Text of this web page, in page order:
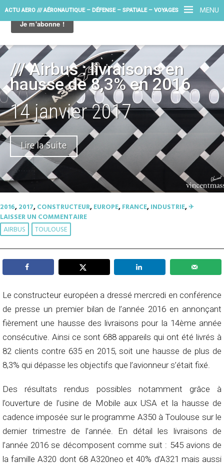
MENU
ACTU AERO /// AÉRONAUTIQUE – DÉFENSE – SPATIALE – VOYAGES
/// Airbus : livraisons en
hausse de 8,3% en 2016
14 janvier 2017
Lire la Suite
2016,2017,CONSTRUCTEUR,EUROPE,FRANCE,INDUSTRIE,✈︎
LAISSER UN COMMENTAIRE
AIRBUS TOULOUSE
Le constructeur européen a dressé mercredi en conférence
de presse un premier bilan de l’année 2016 en annonçant
fièrement une hausse des livraisons pour la 14ème année
consécutive. Ainsi ce sont 688 appareils qui ont été livrés à
82 clients contre 635 en 2015, soit une hausse de plus de
8,3% qui dépasse les objectifs que l’avionneur s’était fixé.
Des résultats rendus possibles notamment grâce à
l’ouverture de l’usine de Mobile aux USA et la hausse de
cadence imposée sur le programme A350 à Toulouse sur le
dernier trimestre de l’année. En détail les livraisons de
l’année 2016 se décomposent comme suit : 545 avions de
la famille A320 dont 68 A320neo et 40% d’A321 mais aussi